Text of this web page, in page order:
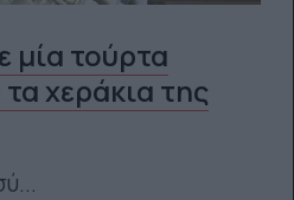
μία τούρτα
χεράκια της